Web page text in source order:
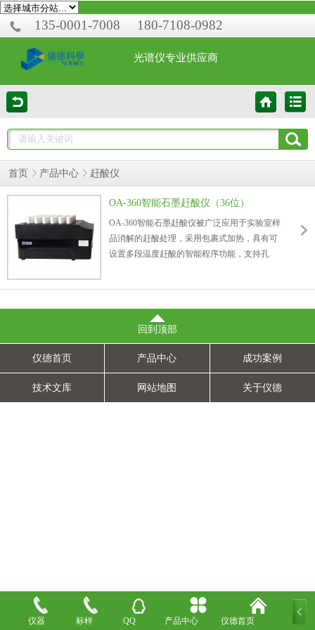
135-0001-7008 180-7108-0982
光谱仪专业供应商
首页 产品中心 赶酸仪
OA-360智能石墨赶酸仪（36位）
OA-360智能石墨赶酸仪被广泛应用于实验室样
品消解的赶酸处理，采用包裹式加热，具有可
设置多段温度赶酸的智能程序功能，支持孔
回到顶部
仪德首页 产品中心 成功案例
技术文库 网站地图 关于仪德
仪器 标样 QQ 产品中心 仪德首页